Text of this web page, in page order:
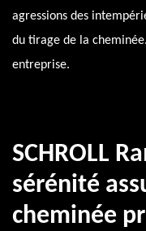
agressions des
du tirage de la
entreprise.
SCHROLL
sérénité
cheminée